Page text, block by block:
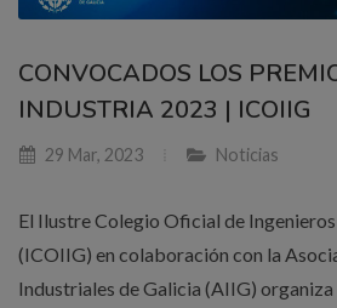
CONVOCADOS LOS
INDUSTRIA 2023 | ICOIIG
29 Mar, 2023 Noticias
El Ilustre Colegio Oficial de
(ICOIIG) en colaboración con la
Industriales de Galicia (AIIG) organiza